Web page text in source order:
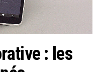
: les